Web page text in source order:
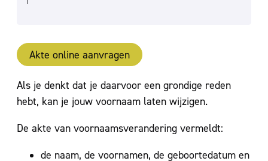
Akte online aanvragen
Inhoud
Als je denkt dat je daarvoor een grondige reden
hebt, kan je jouw voornaam laten wijzigen.
De akte van voornaamsverandering vermeldt:
de naam, de voornamen, de geboortedatum en